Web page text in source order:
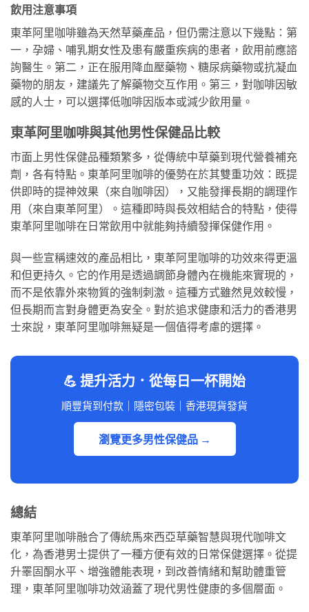
飲用注意事項
東革阿里咖啡雖為天然草藥產品，但仍需注意以下幾點：第
一，孕婦、哺乳期女性及患有嚴重疾病的患者，飲用前應諮
詢醫生。第二，正在服用降血壓藥物、糖尿病藥物或抗凝血
藥物的朋友，建議先了解藥物交互作用。第三，對咖啡因敏
感的人士，可以選擇低咖啡因版本或減少飲用量。
東革阿里咖啡與其他男性保健品比較
市面上男性保健品種類繁多，從傳統中草藥到現代營養補充
劑，各有特點。東革阿里咖啡的優勢在於其雙重功效：既提
供即時的提神效果（來自咖啡因），又能發揮長期的調理作
用（來自東革阿里）。這種即時與長效相結合的特點，使得
東革阿里咖啡在日常飲用中就能夠持續發揮保健作用。
與一些宣稱速效的產品相比，東革阿里咖啡的功效來得更溫
和但更持久。它的作用是透過調節身體內在機能來實現的，
而不是依靠外來物質的強制刺激。這種方式雖然見效較慢，
但長期而言對身體更為安全。對於追求健康和活力的香港男
士來說，東革阿里咖啡無疑是一個值得考慮的選擇。
💪 提升活力．從每日一杯開始
順豐貨到付款｜隱密包裝｜香港現貨發貨
瀏覽更多男性保健品 →
總結
東革阿里咖啡融合了傳統馬來西亞草藥智慧與現代咖啡文
化，為香港男士提供了一種方便有效的日常保健選擇。從提
升睪固酮水平、增強體能表現，到改善情緒和幫助體重管
理，東革阿里咖啡功效涵蓋了現代男性健康的多個層面。